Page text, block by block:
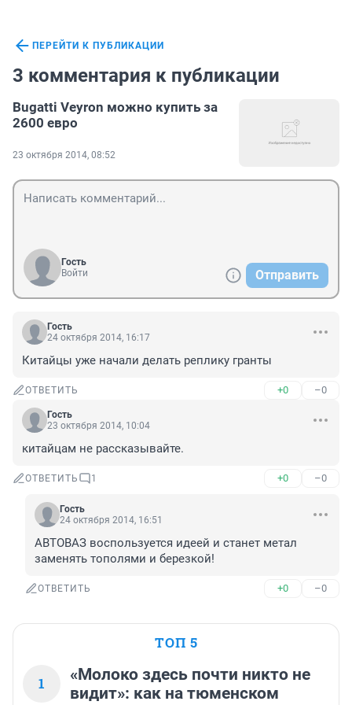
ПЕРЕЙТИ К ПУБЛИКАЦИИ
3 комментария к публикации
Bugatti Veyron можно купить за
2600 евро
23 октября 2014, 08:52
Гость
Войти
Отправить
Гость
24 октября 2014, 16:17
Китайцы уже начали делать реплику гранты
ОТВЕТИТЬ +0 –0
Гость
23 октября 2014, 10:04
китайцам не рассказывайте.
ОТВЕТИТЬ 1 +0 –0
Гость
24 октября 2014, 16:51
АВТОВАЗ воспользуется идеей и станет метал
заменять тополями и березкой!
ОТВЕТИТЬ +0 –0
ТОП 5
1
«Молоко здесь почти никто не
видит»: как на тюменском